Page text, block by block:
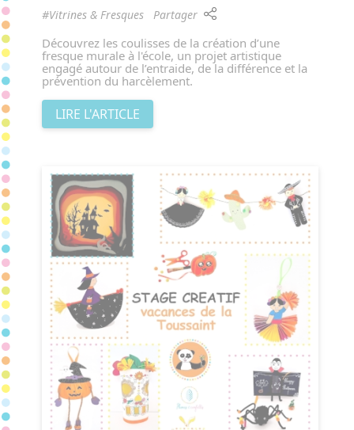
#Vitrines & Fresques Partager
Découvrez les coulisses de la création d’une
fresque murale à l'école, un projet artistique
engagé autour de l’entraide, de la différence et la
prévention du harcèlement.
LIRE L'ARTICLE